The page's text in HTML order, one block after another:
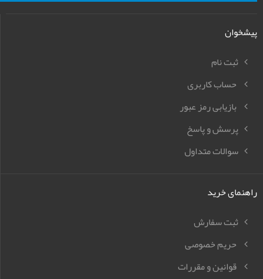
پیشخوان
ثبت نام
حساب کاربری
بازیابی رمز عبور
پرسش و پاسخ
سوالات متداول
راهنمای خرید
ثبت سفارش
حریم خصوصی
قوانین و مقررات